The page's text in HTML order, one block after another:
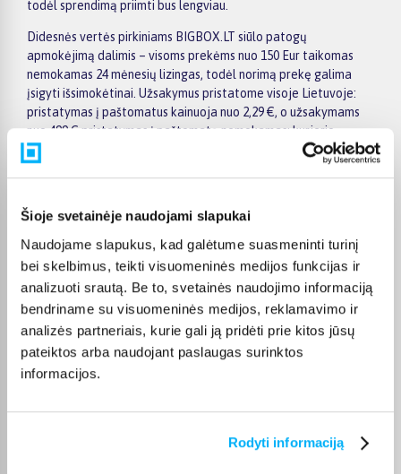
Šioje svetainėje naudojami slapukai
Naudojame slapukus, kad galėtume suasmeninti turinį
bei skelbimus, teikti visuomeninės medijos funkcijas ir
analizuoti srautą. Be to, svetainės naudojimo informaciją
bendriname su visuomeninės medijos, reklamavimo ir
analizės partneriais, kurie gali ją pridėti prie kitos jūsų
pateiktos arba naudojant paslaugas surinktos
informacijos.
Rodyti informaciją
todėl sprendimą priimti bus lengviau.
Didesnės vertės pirkiniams BIGBOX.LT siūlo patogų
apmokėjimą dalimis – visoms prekėms nuo 150 Eur taikomas
nemokamas 24 mėnesių lizingas, todėl norimą prekę galima
įsigyti išsimokėtinai. Užsakymus pristatome visoje Lietuvoje:
pristatymas į paštomatus kainuoja nuo 2,29 €, o užsakymams
nuo 499 € pristatymas į paštomatą nemokamas; kurjerio
pristatymo kaina prasideda nuo 2,99 €. Sandėlyje esančios
prekės paprastai pristatomos per 1–2 darbo dienas, o tikslus
puslapyje.
Pasirinkę tinkamą prekę iš Planšetės su pieštuku kategorijos,
galite rinktis patogiausią gavimo būdą: pristatymą į
paštomatą, pristatymą per kurjerį arba, jei prekė pažymėta
kaip tinkama atsiėmimui, atsiėmimą BIGBOX.LT biure Veiverių
g. 171, Kaune.
DUK